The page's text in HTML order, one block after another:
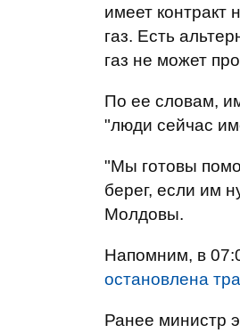
имеет контракт
газ. Есть
газ не может
По ее словам,
"люди сейчас
"Мы готовы
берег, если им
Молдовы.
Напомним, в
остановлена
Ранее министр